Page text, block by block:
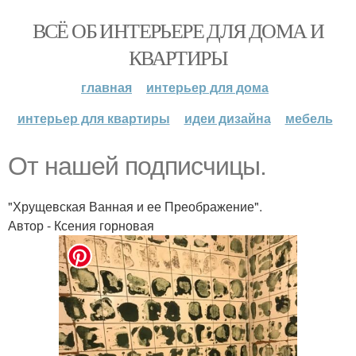
ВСЁ ОБ ИНТЕРЬЕРЕ ДЛЯ ДОМА И
КВАРТИРЫ
главная
интерьер для дома
интерьер для квартиры
идеи дизайна мебель
От нашей подписчицы.
"Хрущевская Ванная и ее Преображение".
Автор - Ксения горновая